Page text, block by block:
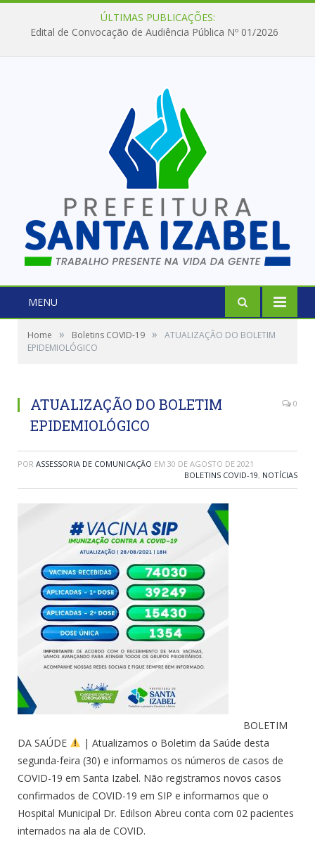
ÚLTIMAS PUBLICAÇÕES:
Edital de Convocação de Audiência Pública Nº 01/2026
MENU
Home » Boletins COVID-19 »
ATUALIZAÇÃO DO BOLETIM
EPIDEMIOLÓGICO
ATUALIZAÇÃO DO BOLETIM
EPIDEMIOLÓGICO
0
POR ASSESSORIA DE COMUNICAÇÃO EM 30 DE AGOSTO DE 2021
BOLETINS COVID-19, NOTÍCIAS
BOLETIM
DA SAÚDE
| Atualizamos o Boletim da Saúde desta
segunda-feira (30) e informamos os números de casos de
COVID-19 em Santa Izabel. Não registramos novos casos
confirmados de COVID-19 em SIP e informamos que o
Hospital Municipal Dr. Edilson Abreu conta com 02 pacientes
internados na ala de COVID.